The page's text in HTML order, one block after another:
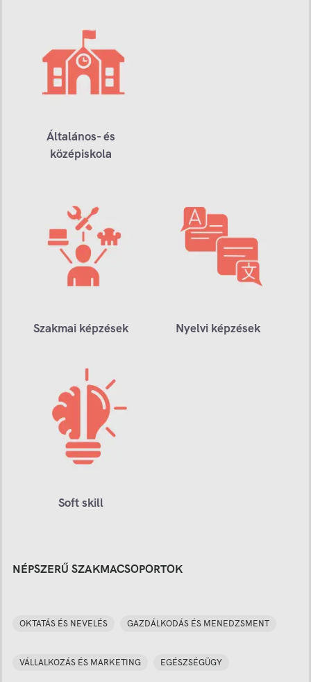
Általános- és
középiskola
Szakmai képzések Nyelvi képzések
Soft skill
NÉPSZERŰ SZAKMACSOPORTOK
OKTATÁS ÉS NEVELÉS GAZDÁLKODÁS ÉS MENEDZSMENT
VÁLLALKOZÁS ÉS MARKETING EGÉSZSÉGÜGY